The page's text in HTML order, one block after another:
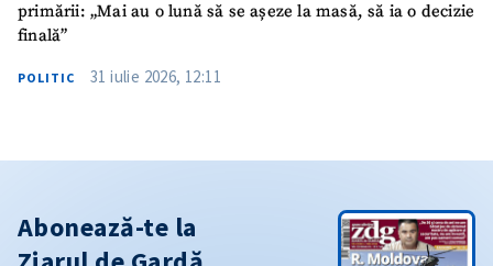
primării: „Mai au o lună să se așeze la masă, să ia o decizie
finală”
POLITIC 31 iulie 2026, 12:11
Abonează-te la